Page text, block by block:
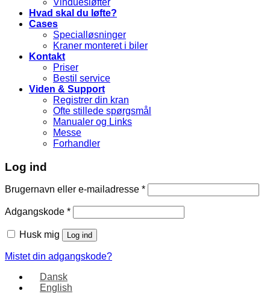
Vinduesløfter
Hvad skal du løfte?
Cases
Specialløsninger
Kraner monteret i biler
Kontakt
Priser
Bestil service
Viden & Support
Registrer din kran
Ofte stillede spørgsmål
Manualer og Links
Messe
Forhandler
Log ind
Brugernavn eller e-mailadresse *
Adgangskode *
Husk mig Log ind
Mistet din adgangskode?
Dansk
English